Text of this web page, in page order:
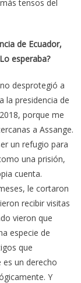
tensos del
de Ecuador,
esperaba?
desprotegió a
la presidencia de
porque me
a Assange.
un refugio para
una prisión,
cuenta.
le cortaron
recibir visitas
vieron que
especie de
que
un derecho
Y